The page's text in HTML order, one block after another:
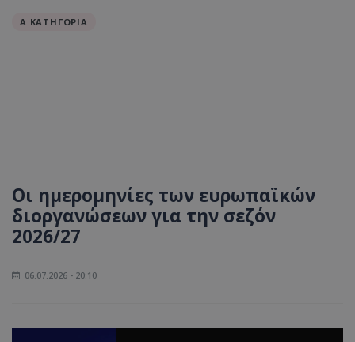
Α ΚΑΤΗΓΟΡΙΑ
Οι ημερομηνίες των ευρωπαϊκών
διοργανώσεων για την σεζόν
2026/27
06.07.2026 - 20:10